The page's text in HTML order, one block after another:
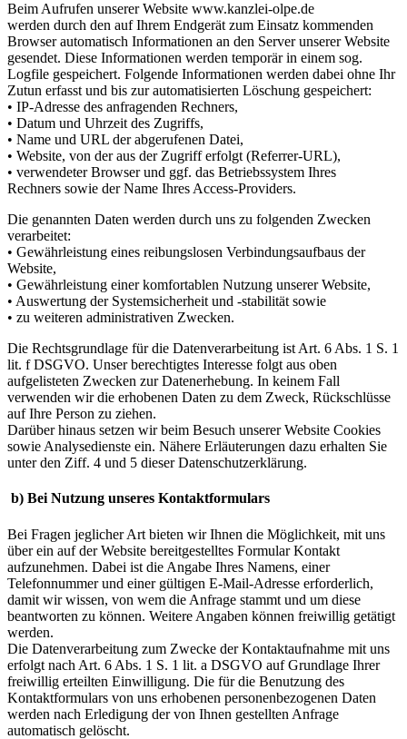
Beim Aufrufen unserer Website www.kanzlei-olpe.de
werden durch den auf Ihrem Endgerät zum Einsatz kommenden
Browser automatisch Informationen an den Server unserer Website
gesendet. Diese Informationen werden temporär in einem sog.
Logfile gespeichert. Folgende Informationen werden dabei ohne Ihr
Zutun erfasst und bis zur automatisierten Löschung gespeichert:
• IP-Adresse des anfragenden Rechners,
• Datum und Uhrzeit des Zugriffs,
• Name und URL der abgerufenen Datei,
• Website, von der aus der Zugriff erfolgt (Referrer-URL),
• verwendeter Browser und ggf. das Betriebssystem Ihres
Rechners sowie der Name Ihres Access-Providers.
Die genannten Daten werden durch uns zu folgenden Zwecken
verarbeitet:
• Gewährleistung eines reibungslosen Verbindungsaufbaus der
Website,
• Gewährleistung einer komfortablen Nutzung unserer Website,
• Auswertung der Systemsicherheit und -stabilität sowie
• zu weiteren administrativen Zwecken.
Die Rechtsgrundlage für die Datenverarbeitung ist Art. 6 Abs. 1 S. 1
lit. f DSGVO. Unser berechtigtes Interesse folgt aus oben
aufgelisteten Zwecken zur Datenerhebung. In keinem Fall
verwenden wir die erhobenen Daten zu dem Zweck, Rückschlüsse
auf Ihre Person zu ziehen.
Darüber hinaus setzen wir beim Besuch unserer Website Cookies
sowie Analysedienste ein. Nähere Erläuterungen dazu erhalten Sie
unter den Ziff. 4 und 5 dieser Datenschutzerklärung.
b) Bei Nutzung unseres Kontaktformulars
Bei Fragen jeglicher Art bieten wir Ihnen die Möglichkeit, mit uns
über ein auf der Website bereitgestelltes Formular Kontakt
aufzunehmen. Dabei ist die Angabe Ihres Namens, einer
Telefonnummer und einer gültigen E-Mail-Adresse erforderlich,
damit wir wissen, von wem die Anfrage stammt und um diese
beantworten zu können. Weitere Angaben können freiwillig getätigt
werden.
Die Datenverarbeitung zum Zwecke der Kontaktaufnahme mit uns
erfolgt nach Art. 6 Abs. 1 S. 1 lit. a DSGVO auf Grundlage Ihrer
freiwillig erteilten Einwilligung. Die für die Benutzung des
Kontaktformulars von uns erhobenen personenbezogenen Daten
werden nach Erledigung der von Ihnen gestellten Anfrage
automatisch gelöscht.